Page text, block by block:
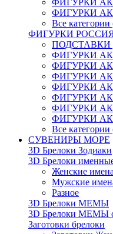
ФИГУРКИ
ФИГУРКИ
Все категории
ФИГУРКИ
ПОДСТАВКИ
ФИГУРКИ
ФИГУРКИ
ФИГУРКИ
ФИГУРКИ
ФИГУРКИ
ФИГУРКИ
ФИГУРКИ
Все категории
СУВЕНИРЫ МОРЕ
3D Брелоки Зодиаки
3D Брелоки
Женские имена
Мужские
Разное
3D Брелоки МЕМЫ
3D Брелоки МЕМЫ
Заготовки брелоки